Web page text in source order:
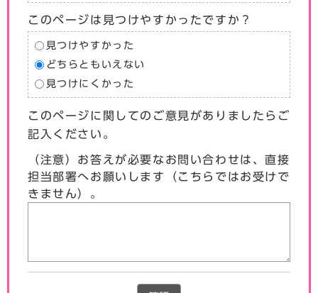
このページは見つけやすかったですか？
見つけやすかった
どちらともいえない
見つけにくかった
このページに関してのご意見がありましたらご
記入ください。
（注意）お答えが必要なお問い合わせは、直接
担当部署へお願いします（こちらではお受けで
きません）。